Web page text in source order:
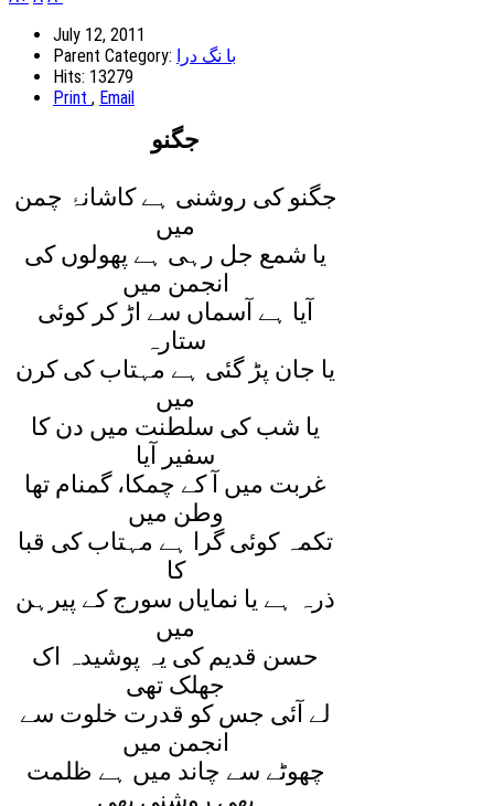
July 12, 2011
Parent Category: با نگ درا
Hits: 13279
Print , Email
جگنو
جگنو کی روشنی ہے کاشانۂ چمن
ميں
يا شمع جل رہی ہے پھولوں کی
انجمن ميں
آيا ہے آسماں سے اڑ کر کوئی
ستارہ
يا جان پڑ گئی ہے مہتاب کی کرن
ميں
يا شب کی سلطنت ميں دن کا
سفير آيا
غربت ميں آ کے چمکا، گمنام تھا
وطن ميں
تکمہ کوئی گرا ہے مہتاب کی قبا
کا
ذرہ ہے يا نماياں سورج کے پيرہن
ميں
حسن قديم کی يہ پوشيدہ اک
جھلک تھی
لے آئی جس کو قدرت خلوت سے
انجمن ميں
چھوٹے سے چاند ميں ہے ظلمت
بھی روشنی بھی